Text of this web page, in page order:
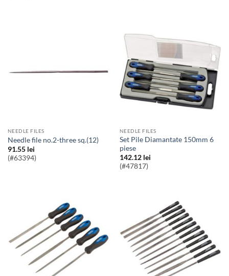
NEEDLE FILES
needle file no.2-three sq.(12)
91.55 lei
(#63394)
NEEDLE FILES
Set Pile Diamantate 150mm 6
piese
142.12 lei
(#47817)